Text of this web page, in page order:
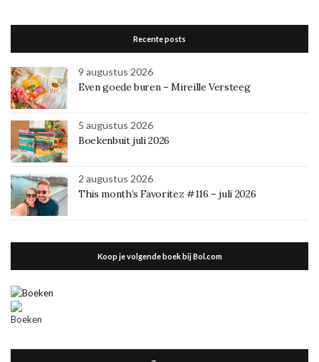
Recente posts
9 augustus 2026
Even goede buren – Mireille Versteeg
5 augustus 2026
Boekenbuit juli 2026
2 augustus 2026
This month’s Favoritez #116 – juli 2026
Koop je volgende boek bij Bol.com